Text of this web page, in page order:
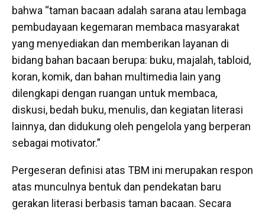
bahwa “taman bacaan adalah sarana atau lembaga
pembudayaan kegemaran membaca masyarakat
yang menyediakan dan memberikan layanan di
bidang bahan bacaan berupa: buku, majalah, tabloid,
koran, komik, dan bahan multimedia lain yang
dilengkapi dengan ruangan untuk membaca,
diskusi, bedah buku, menulis, dan kegiatan literasi
lainnya, dan didukung oleh pengelola yang berperan
sebagai motivator.”
Pergeseran definisi atas TBM ini merupakan respon
atas munculnya bentuk dan pendekatan baru
gerakan literasi berbasis taman bacaan. Secara